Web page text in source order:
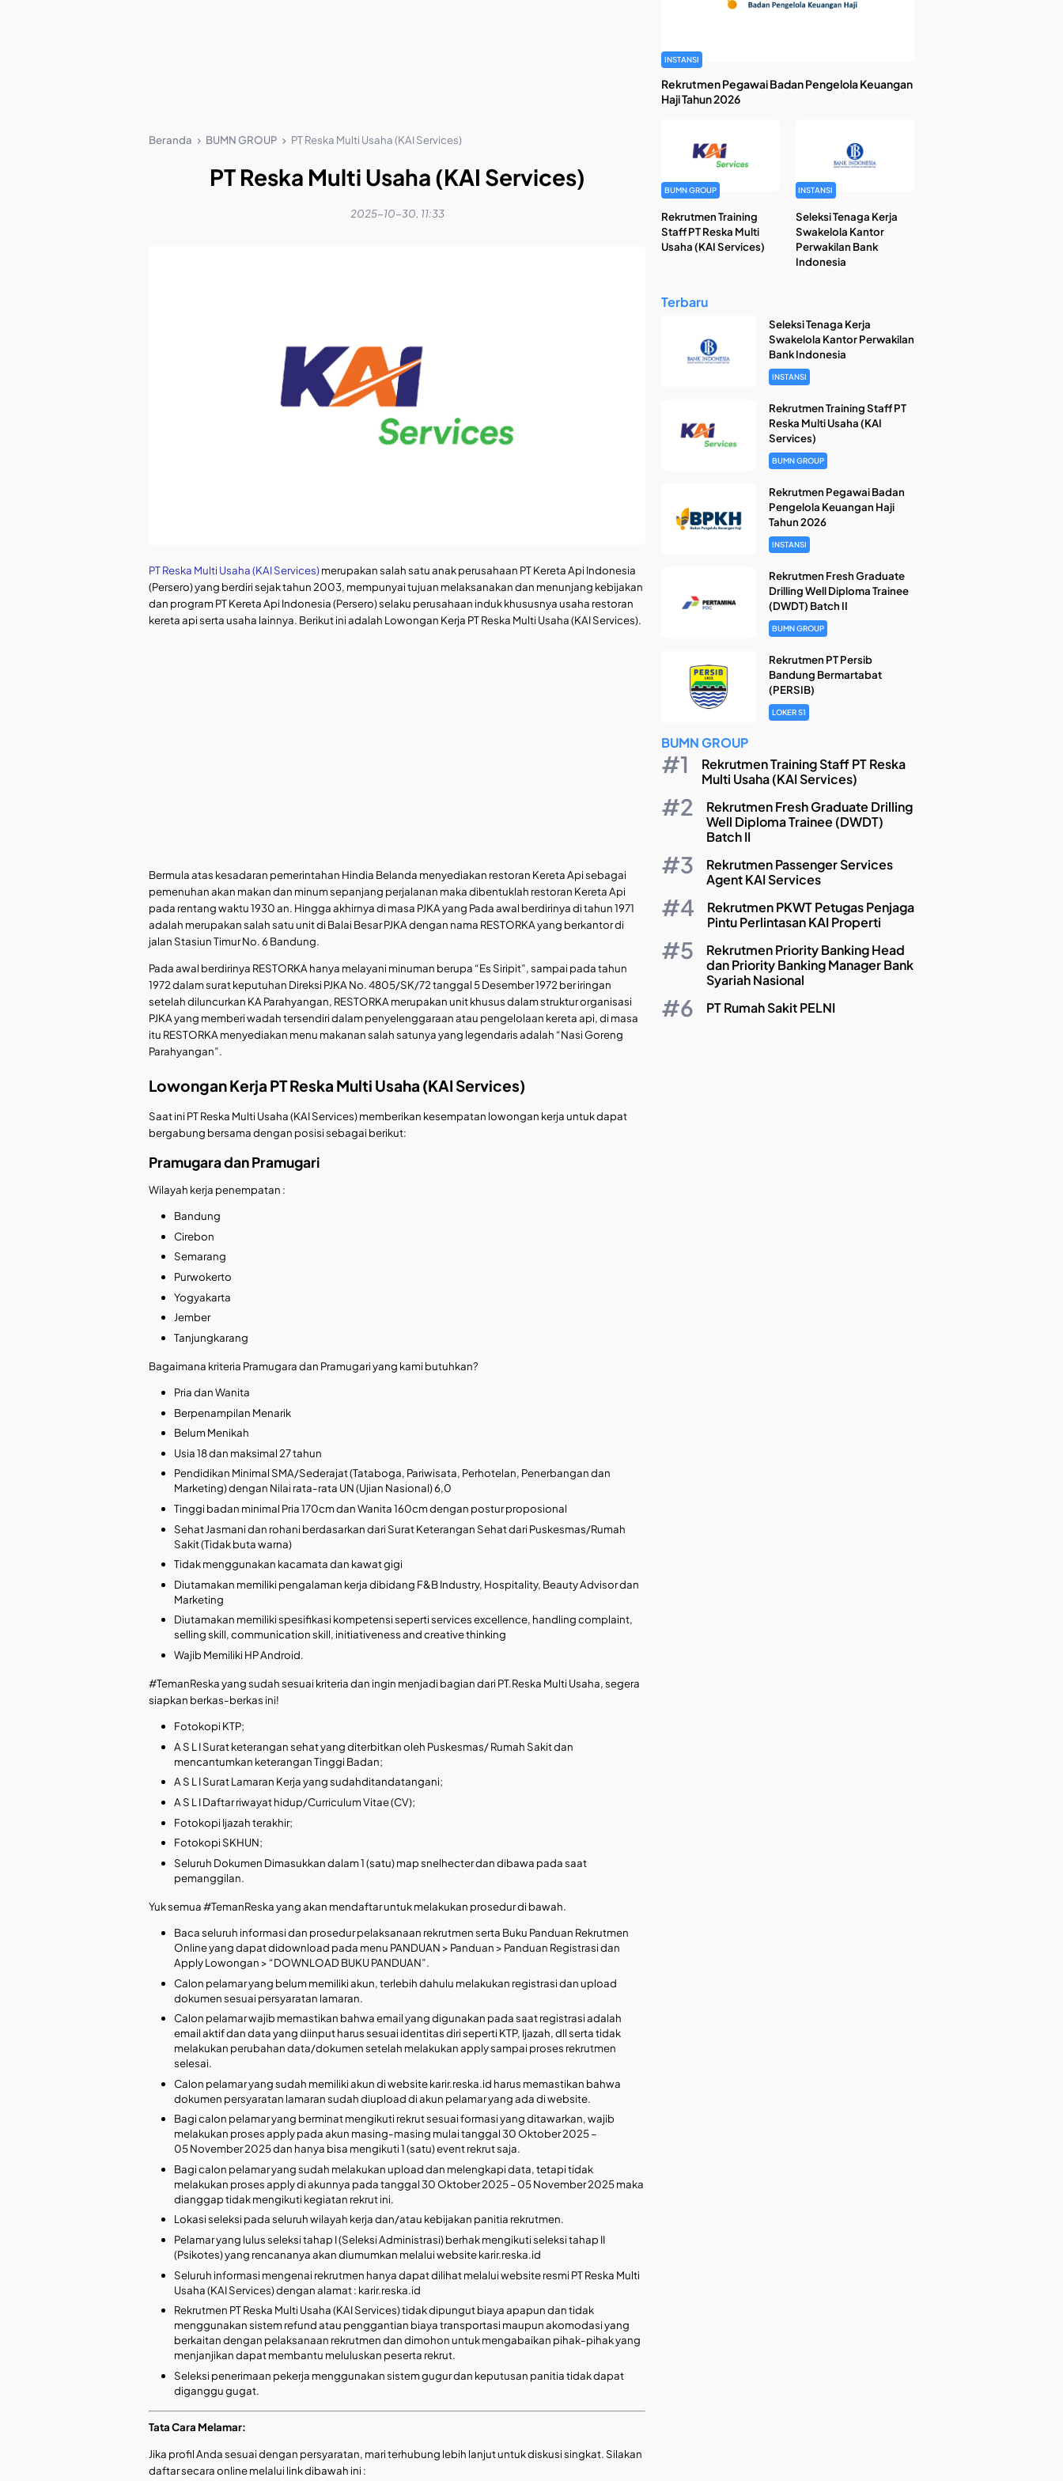
Beranda BUMN GROUP PT Reska Multi Usaha (KAI Services)
PT Reska Multi Usaha (KAI Services)
2025-10-30, 11:33
PT Reska Multi Usaha (KAI Services)merupakan salah satu anak perusahaan PT Kereta Api Indonesia
(Persero) yang berdiri sejak tahun 2003, mempunyai tujuan melaksanakan dan menunjang kebijakan
dan program PT Kereta Api Indonesia (Persero) selaku perusahaan induk khususnya usaha restoran
kereta api serta usaha lainnya. Berikut ini adalah Lowongan Kerja PT Reska Multi Usaha (KAI Services).
Bermula atas kesadaran pemerintahan Hindia Belanda menyediakan restoran Kereta Api sebagai
pemenuhan akan makan dan minum sepanjang perjalanan maka dibentuklah restoran Kereta Api
pada rentang waktu 1930 an. Hingga akhirnya di masa PJKA yang Pada awal berdirinya di tahun 1971
adalah merupakan salah satu unit di Balai Besar PJKA dengan nama RESTORKA yang berkantor di
jalan Stasiun Timur No. 6 Bandung.
Pada awal berdirinya RESTORKA hanya melayani minuman berupa “Es Siripit”, sampai pada tahun
1972 dalam surat keputuhan Direksi PJKA No. 4805/SK/72 tanggal 5 Desember 1972 ber iringan
setelah diluncurkan KA Parahyangan, RESTORKA merupakan unit khusus dalam struktur organisasi
PJKA yang memberi wadah tersendiri dalam penyelenggaraan atau pengelolaan kereta api, di masa
itu RESTORKA menyediakan menu makanan salah satunya yang legendaris adalah “Nasi Goreng
Parahyangan”.
Lowongan Kerja PT Reska Multi Usaha (KAI Services)
Saat ini PT Reska Multi Usaha (KAI Services) memberikan kesempatan lowongan kerja untuk dapat
bergabung bersama dengan posisi sebagai berikut:
Pramugara dan Pramugari
Wilayah kerja penempatan :
Bandung
Cirebon
Semarang
Purwokerto
Yogyakarta
Jember
Tanjungkarang
Bagaimana kriteria Pramugara dan Pramugari yang kami butuhkan?
Pria dan Wanita
Berpenampilan Menarik
Belum Menikah
Usia 18 dan maksimal 27 tahun
Pendidikan Minimal SMA/Sederajat (Tataboga, Pariwisata, Perhotelan, Penerbangan dan
Marketing) dengan Nilai rata-rata UN (Ujian Nasional) 6,0
Tinggi badan minimal Pria 170cm dan Wanita 160cm dengan postur proposional
Sehat Jasmani dan rohani berdasarkan dari Surat Keterangan Sehat dari Puskesmas/Rumah
Sakit (Tidak buta warna)
Tidak menggunakan kacamata dan kawat gigi
Diutamakan memiliki pengalaman kerja dibidang F&B Industry, Hospitality, Beauty Advisor dan
Marketing
Diutamakan memiliki spesifikasi kompetensi seperti services excellence, handling complaint,
selling skill, communication skill, initiativeness and creative thinking
Wajib Memiliki HP Android.
#TemanReska yang sudah sesuai kriteria dan ingin menjadi bagian dari PT.Reska Multi Usaha, segera
siapkan berkas-berkas ini!
Fotokopi KTP;
A S L I Surat keterangan sehat yang diterbitkan oleh Puskesmas/ Rumah Sakit dan
mencantumkan keterangan Tinggi Badan;
A S L I Surat Lamaran Kerja yang sudahditandatangani;
A S L I Daftar riwayat hidup/Curriculum Vitae (CV);
Fotokopi Ijazah terakhir;
Fotokopi SKHUN;
Seluruh Dokumen Dimasukkan dalam 1 (satu) map snelhecter dan dibawa pada saat
pemanggilan.
Yuk semua #TemanReska yang akan mendaftar untuk melakukan prosedur di bawah.
Baca seluruh informasi dan prosedur pelaksanaan rekrutmen serta Buku Panduan Rekrutmen
Online yang dapat didownload pada menu PANDUAN > Panduan > Panduan Registrasi dan
Apply Lowongan > “DOWNLOAD BUKU PANDUAN”.
Calon pelamar yang belum memiliki akun, terlebih dahulu melakukan registrasi dan upload
dokumen sesuai persyaratan lamaran.
Calon pelamar wajib memastikan bahwa email yang digunakan pada saat registrasi adalah
email aktif dan data yang diinput harus sesuai identitas diri seperti KTP, Ijazah, dll serta tidak
melakukan perubahan data/dokumen setelah melakukan apply sampai proses rekrutmen
selesai.
Calon pelamar yang sudah memiliki akun di website karir.reska.id harus memastikan bahwa
dokumen persyaratan lamaran sudah diupload di akun pelamar yang ada di website.
Bagi calon pelamar yang berminat mengikuti rekrut sesuai formasi yang ditawarkan, wajib
melakukan proses apply pada akun masing-masing mulai tanggal 30 Oktober 2025 –
05 November 2025 dan hanya bisa mengikuti 1 (satu) event rekrut saja.
Bagi calon pelamar yang sudah melakukan upload dan melengkapi data, tetapi tidak
melakukan proses apply di akunnya pada tanggal 30 Oktober 2025 – 05 November 2025 maka
dianggap tidak mengikuti kegiatan rekrut ini.
Lokasi seleksi pada seluruh wilayah kerja dan/atau kebijakan panitia rekrutmen.
Pelamar yang lulus seleksi tahap I (Seleksi Administrasi) berhak mengikuti seleksi tahap II
(Psikotes) yang rencananya akan diumumkan melalui website karir.reska.id
Seluruh informasi mengenai rekrutmen hanya dapat dilihat melalui website resmi PT Reska Multi
Usaha (KAI Services) dengan alamat : karir.reska.id
Rekrutmen PT Reska Multi Usaha (KAI Services) tidak dipungut biaya apapun dan tidak
menggunakan sistem refund atau penggantian biaya transportasi maupun akomodasi yang
berkaitan dengan pelaksanaan rekrutmen dan dimohon untuk mengabaikan pihak-pihak yang
menjanjikan dapat membantu meluluskan peserta rekrut.
Seleksi penerimaan pekerja menggunakan sistem gugur dan keputusan panitia tidak dapat
diganggu gugat.
Tata Cara Melamar:
Jika profil Anda sesuai dengan persyaratan, mari terhubung lebih lanjut untuk diskusi singkat. Silakan
daftar secara online melalui link dibawah ini :
INSTANSI
Rekrutmen Pegawai Badan Pengelola Keuangan
Haji Tahun 2026
BUMN GROUP
Rekrutmen Training
Staff PT Reska Multi
Usaha (KAI Services)
INSTANSI
Seleksi Tenaga Kerja
Swakelola Kantor
Perwakilan Bank
Indonesia
Terbaru
Seleksi Tenaga Kerja
Swakelola Kantor Perwakilan
Bank Indonesia
INSTANSI
Rekrutmen Training Staff PT
Reska Multi Usaha (KAI
Services)
BUMN GROUP
Rekrutmen Pegawai Badan
Pengelola Keuangan Haji
Tahun 2026
INSTANSI
Rekrutmen Fresh Graduate
Drilling Well Diploma Trainee
(DWDT) Batch II
BUMN GROUP
Rekrutmen PT Persib
Bandung Bermartabat
(PERSIB)
LOKER S1
BUMN GROUP
Rekrutmen Training Staff PT Reska
Multi Usaha (KAI Services)
Rekrutmen Fresh Graduate Drilling
Well Diploma Trainee (DWDT)
Batch II
Rekrutmen Passenger Services
Agent KAI Services
Rekrutmen PKWT Petugas Penjaga
Pintu Perlintasan KAI Properti
Rekrutmen Priority Banking Head
dan Priority Banking Manager Bank
Syariah Nasional
PT Rumah Sakit PELNI